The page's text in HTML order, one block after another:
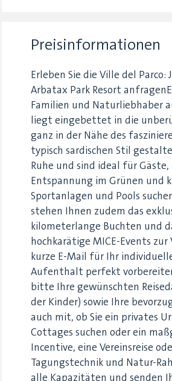
Preisinformationen
Erleben Sie die Ville del
Arbatax Park Resort
Familien und Naturliebhaber
liegt eingebettet in die
ganz in der Nähe des
typisch sardischen Stil
Ruhe und sind ideal für
Entspannung im Grünen und
Sportanlagen und Pools
stehen Ihnen zudem das
kilometerlange Buchten und
hochkarätige MICE-Events
kurze E-Mail für Ihr
Aufenthalt perfekt
bitte Ihre gewünschten
der Kinder) sowie Ihre
auch mit, ob Sie ein privates
Cottages suchen oder ein
Incentive, eine Vereinsreise
Tagungstechnik und Natur-
alle Kapazitäten und senden